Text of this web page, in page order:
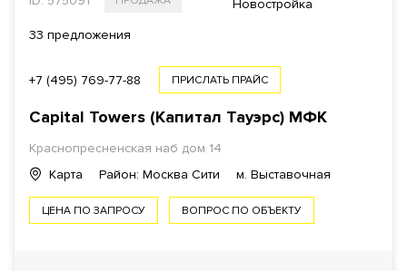
₽ $ €
КОМНАТ ОТ 1
ОТДЕЛКА
Новостройка
33 предложения
+7 (495) 769-77-88 ПРИСЛАТЬ ПРАЙС
Capital Towers (Капитал Тауэрс) МФК
Краснопресненская наб дом 14
Карта
Район: Москва Сити м. Выставочная
ЦЕНА ПО ЗАПРОСУ ВОПРОС ПО ОБЪЕКТУ